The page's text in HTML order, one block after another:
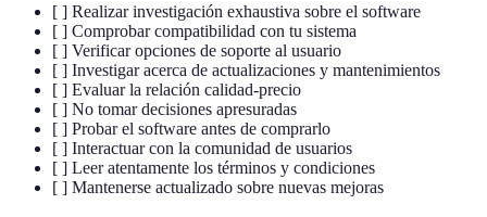
[ ] Realizar investigación exhaustiva sobre el software
[ ] Comprobar compatibilidad con tu sistema
[ ] Verificar opciones de soporte al usuario
[ ] Investigar acerca de actualizaciones y mantenimientos
[ ] Evaluar la relación calidad-precio
[ ] No tomar decisiones apresuradas
[ ] Probar el software antes de comprarlo
[ ] Interactuar con la comunidad de usuarios
[ ] Leer atentamente los términos y condiciones
[ ] Mantenerse actualizado sobre nuevas mejoras